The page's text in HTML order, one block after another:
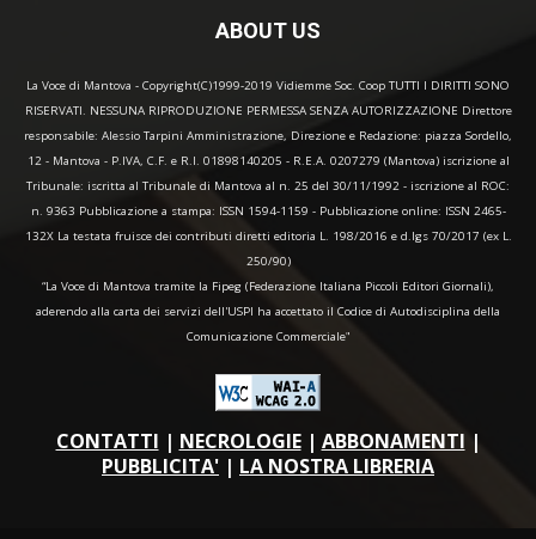
ABOUT US
La Voce di Mantova - Copyright(C)1999-2019 Vidiemme Soc. Coop TUTTI I DIRITTI SONO
RISERVATI. NESSUNA RIPRODUZIONE PERMESSA SENZA AUTORIZZAZIONE Direttore
responsabile: Alessio Tarpini Amministrazione, Direzione e Redazione: piazza Sordello,
12 - Mantova - P.IVA, C.F. e R.I. 01898140205 - R.E.A. 0207279 (Mantova) iscrizione al
Tribunale: iscritta al Tribunale di Mantova al n. 25 del 30/11/1992 - iscrizione al ROC:
n. 9363 Pubblicazione a stampa: ISSN 1594-1159 - Pubblicazione online: ISSN 2465-
132X La testata fruisce dei contributi diretti editoria L. 198/2016 e d.lgs 70/2017 (ex L.
250/90)
“La Voce di Mantova tramite la Fipeg (Federazione Italiana Piccoli Editori Giornali),
aderendo alla carta dei servizi dell'USPI ha accettato il Codice di Autodisciplina della
Comunicazione Commerciale"
CONTATTI | NECROLOGIE| ABBONAMENTI |
PUBBLICITA' | LA NOSTRA LIBRERIA